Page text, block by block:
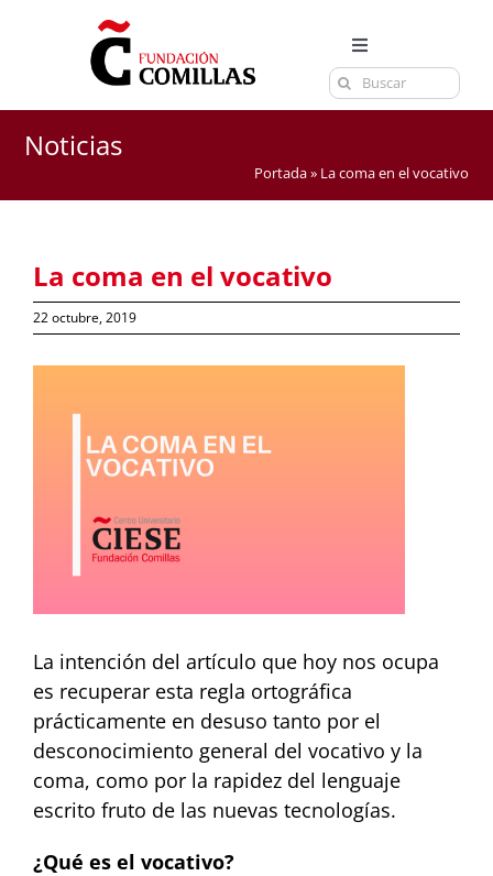
Toggle
Navigation
LA FUNDACIÓN
ESTUDIOS
ACTUALIDAD
CONTACTA
Buscar:
Noticias
Portada» La coma en el vocativo
La coma en el vocativo
22 octubre, 2019
grande
La intención del artículo que hoy nos ocupa
es recuperar esta regla ortográfica
prácticamente en desuso tanto por el
desconocimiento general del vocativo y la
coma, como por la rapidez del lenguaje
escrito fruto de las nuevas tecnologías.
¿Qué es el vocativo?